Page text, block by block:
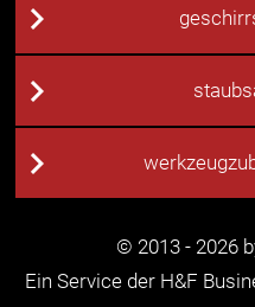
© 2013 - 2026
Ein Service der H&F